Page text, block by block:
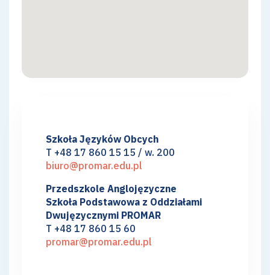
Szkoła Języków Obcych
T +48 17 860 15 15 / w. 200
biuro@promar.edu.pl
Przedszkole Anglojęzyczne
Szkoła Podstawowa z Oddziałami
Dwujęzycznymi PROMAR
T +48 17 860 15 60
promar@promar.edu.pl